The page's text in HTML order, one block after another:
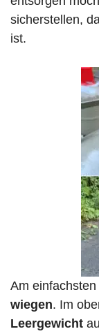
sicherstellen,
ist.
Am
wiegen. Im
Leergewicht